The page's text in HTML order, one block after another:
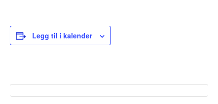
Legg til i kalender